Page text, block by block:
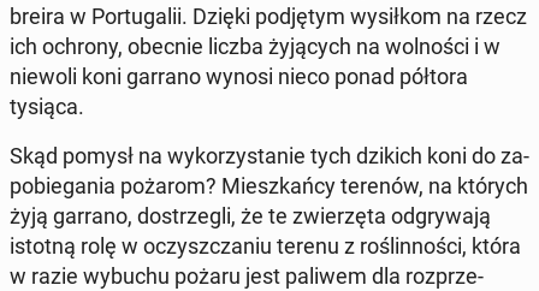
bre­ira w Por­tu­ga­lii. Dzięki pod­ję­tym wy­sił­kom na rzecz
ich ochrony, obecnie liczba ży­ją­cych na wol­no­ści i w
niewoli koni garrano wynosi nieco ponad półtora
tysiąca.
Skąd pomysł na wy­ko­rzy­sta­nie tych dzikich koni do za­
po­bie­ga­nia pożarom? Miesz­kań­cy terenów, na których
żyją garrano, do­strze­gli, że te zwie­rzę­ta od­gry­wa­ją
istotną rolę w oczysz­cza­niu terenu z ro­ślin­no­ści, która
w razie wybuchu pożaru jest paliwem dla roz­prze­